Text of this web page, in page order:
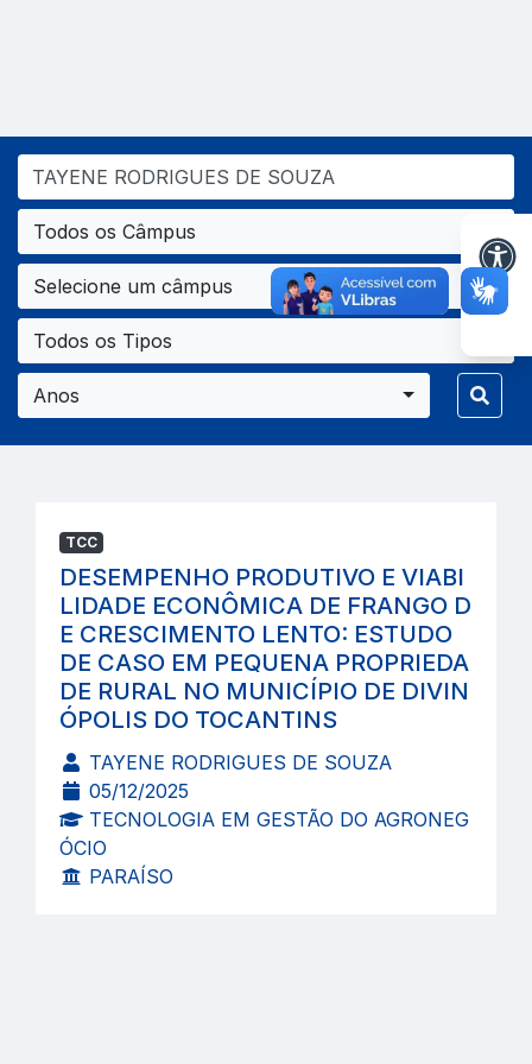
Todos os Câmpus
Selecione um câmpus
Todos os Tipos
Anos
TCC
DESEMPENHO PRODUTIVO E VIABI
LIDADE ECONÔMICA DE FRANGO D
E CRESCIMENTO LENTO: ESTUDO
DE CASO EM PEQUENA PROPRIEDA
DE RURAL NO MUNICÍPIO DE DIVIN
ÓPOLIS DO TOCANTINS
TAYENE RODRIGUES DE SOUZA
05/12/2025
TECNOLOGIA EM GESTÃO DO AGRONEG
ÓCIO
PARAÍSO